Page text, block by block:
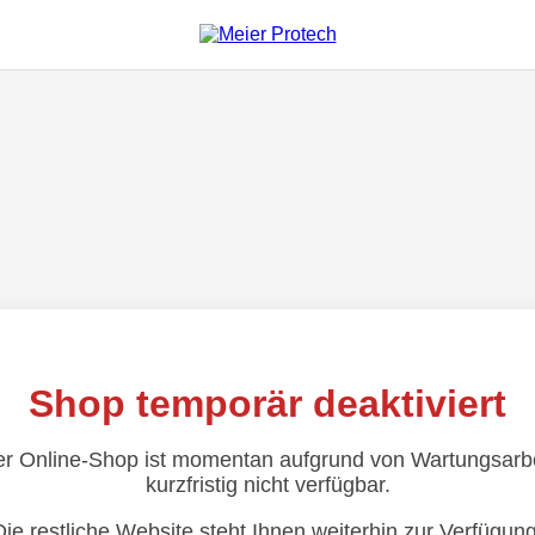
Shop temporär deaktiviert
Online-Shop ist momentan aufgrund von
kurzfristig nicht verfügbar.